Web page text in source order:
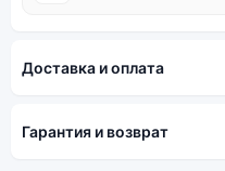
Доставка и оплата
Гарантия и возврат